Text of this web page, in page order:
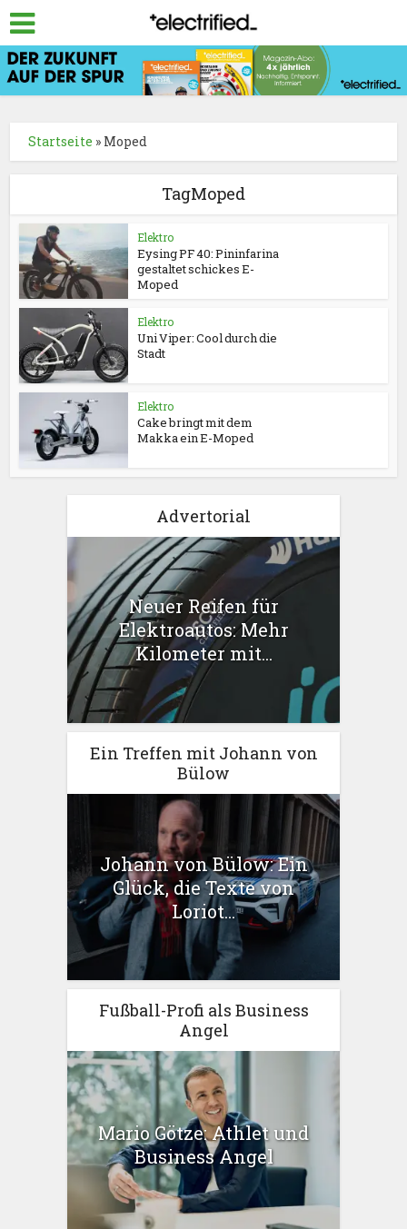
Startseite » Moped
TagMoped
Elektro
Eysing PF 40: Pininfarina
gestaltet schickes E-
Moped
Elektro
Uni Viper: Cool durch die
Stadt
Elektro
Cake bringt mit dem
Makka ein E-Moped
Advertorial
Neuer Reifen für
Elektroautos: Mehr
Kilometer mit...
Ein Treffen mit Johann von
Bülow
Johann von Bülow: Ein
Glück, die Texte von
Loriot...
Fußball-Profi als Business
Angel
Mario Götze: Athlet und
Business Angel